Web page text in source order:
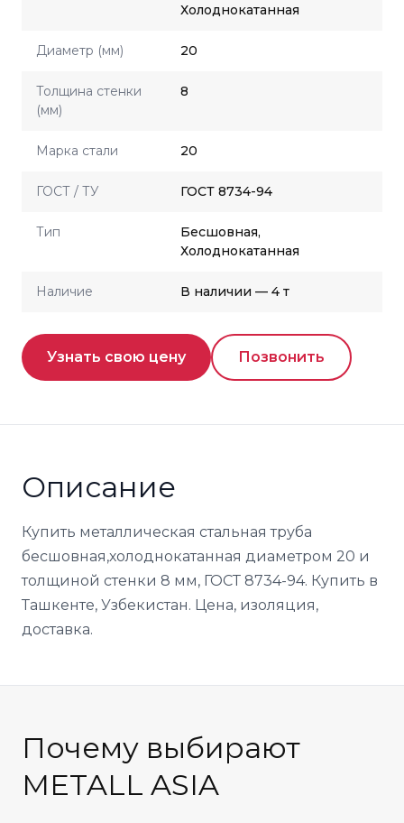
Холоднокатанная
Диаметр (мм) 20
Толщина стенки
(мм)
8
Марка стали 20
ГОСТ / ТУ ГОСТ 8734-94
Тип
Бесшовная,
Холоднокатанная
Наличие В наличии — 4 т
Узнать свою цену Позвонить
Описание
Купить металлическая стальная труба
бесшовная,холоднокатанная диаметром 20 и
толщиной стенки 8 мм, ГОСТ 8734-94. Купить в
Ташкенте, Узбекистан. Цена, изоляция,
доставка.
Почему выбирают
METALL ASIA